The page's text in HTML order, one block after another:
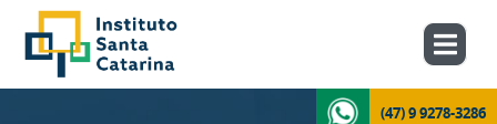
(47) 9 9278-3286